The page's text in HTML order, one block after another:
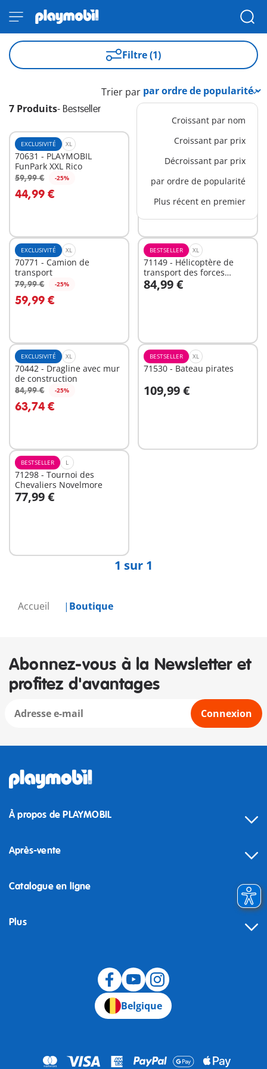
Accueil Boutique
Filtre (1)
7 Produits- Bestseller
Trier par
Croissant par nom
Croissant par prix
Décroissant par prix
par ordre de popularité
Plus récent en premier
EXCLUSIVITÉ XL
70631 - PLAYMOBIL
FunPark XXL Rico
59,99 € -25%
44,99 €
Au panier
EXCLUSIVITÉ XL
70441 - Grue radio-
commandée avec mur de
construction
129,99 € -25%
97,49 €
Au panier
EXCLUSIVITÉ XL
70771 - Camion de
transport
79,99 € -25%
59,99 €
Au panier
BESTSELLER XL
71149 - Hélicoptère de
transport des forces
spéciales
84,99 €
Au panier
EXCLUSIVITÉ XL
70442 - Dragline avec mur
de construction
84,99 € -25%
63,74 €
Au panier
BESTSELLER XL
71530 - Bateau pirates
109,99 €
Au panier
BESTSELLER L
71298 - Tournoi des
Chevaliers Novelmore
77,99 €
1 sur 1
Abonnez-vous à la Newsletter et
profitez d'avantages
Connexion
À propos de PLAYMOBIL
Après-vente
Catalogue en ligne
Plus
Belgique